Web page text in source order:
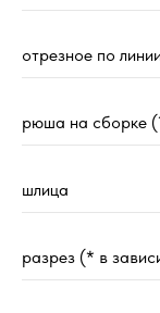
отрезное по
рюша на сборке
шлица
разрез (* в